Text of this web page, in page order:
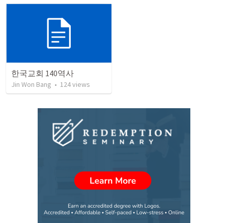
한국교회 140역사
Jin Won Bang • 124views